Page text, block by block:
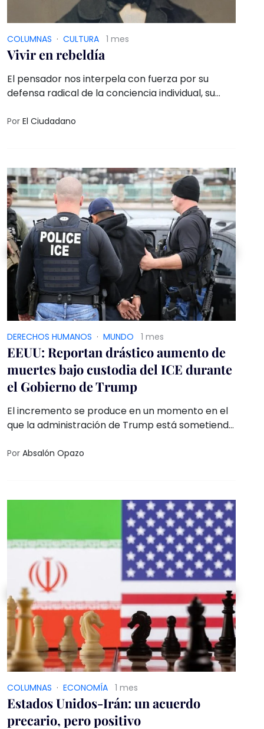
COLUMNAS · CULTURA 1 mes
Vivir en rebeldía
El pensador nos interpela con fuerza por su
defensa radical de la conciencia individual, su
injusticias sociales. Leer a Thoreau es oír a un
Por El Ciudadano
DERECHOS HUMANOS · MUNDO 1 mes
EEUU: Reportan drástico aumento de
muertes bajo custodia del ICE durante
el Gobierno de Trump
El incremento se produce en un momento en el
que la administración de Trump está sometiendo
detención obligatoria, incluso en
Human Rights Watch y Physicians for Human
Por Absalón Opazo
COLUMNAS · ECONOMÍ­A 1 mes
Estados Unidos-Irán: un acuerdo
precario, pero positivo